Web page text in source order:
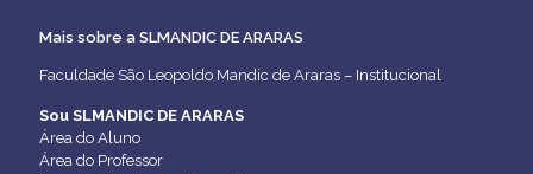
Mais sobre a SLMANDIC DE ARARAS
Faculdade São Leopoldo Mandic de Araras – Institucional
Sou SLMANDIC DE ARARAS
Área do Aluno
Área do Professor